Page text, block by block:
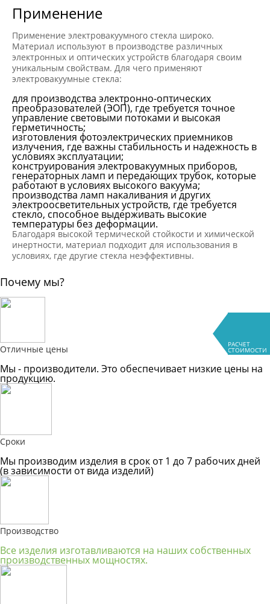
РАСЧЕТ
СТОИМОСТИ
Применение
Применение электровакуумного стекла широко.
Материал используют в производстве различных
электронных и оптических устройств благодаря своим
уникальным свойствам. Для чего применяют
электровакуумные стекла:
для производства электронно-оптических
преобразователей (ЭОП), где требуется точное
управление световыми потоками и высокая
герметичность;
изготовления фотоэлектрических приемников
излучения, где важны стабильность и надежность в
условиях эксплуатации;
конструирования электровакуумных приборов,
генераторных ламп и передающих трубок, которые
работают в условиях высокого вакуума;
производства ламп накаливания и других
электроосветительных устройств, где требуется
стекло, способное выдерживать высокие
температуры без деформации.
Благодаря высокой термической стойкости и химической
инертности, материал подходит для использования в
условиях, где другие стекла неэффективны.
Почему мы?
Отличные цены
Мы - производители. Это обеспечивает низкие цены на
продукцию.
Сроки
Мы производим изделия в срок от 1 до 7 рабочих дней
(в зависимости от вида изделий)
Производство
Все изделия изготавливаются на наших собственных
производственных мощностях.